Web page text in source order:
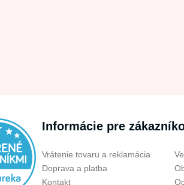
Informácie pre
Vrátenie tovaru a reklamácia
Doprava a platba
Kontakt